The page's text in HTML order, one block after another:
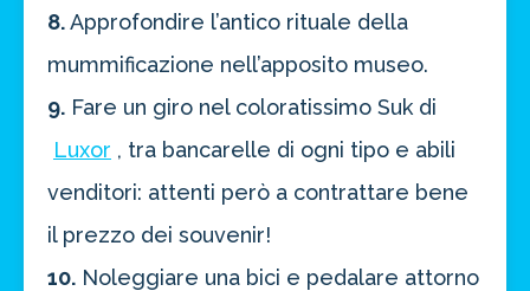
8.Approfondire l’antico rituale della
mummificazione nell’apposito museo.
9. Fare un giro nel coloratissimo Suk di
Luxor , tra bancarelle di ogni tipo e abili
venditori: attenti però a contrattare bene
il prezzo dei souvenir!
10. Noleggiare una bici e pedalare attorno